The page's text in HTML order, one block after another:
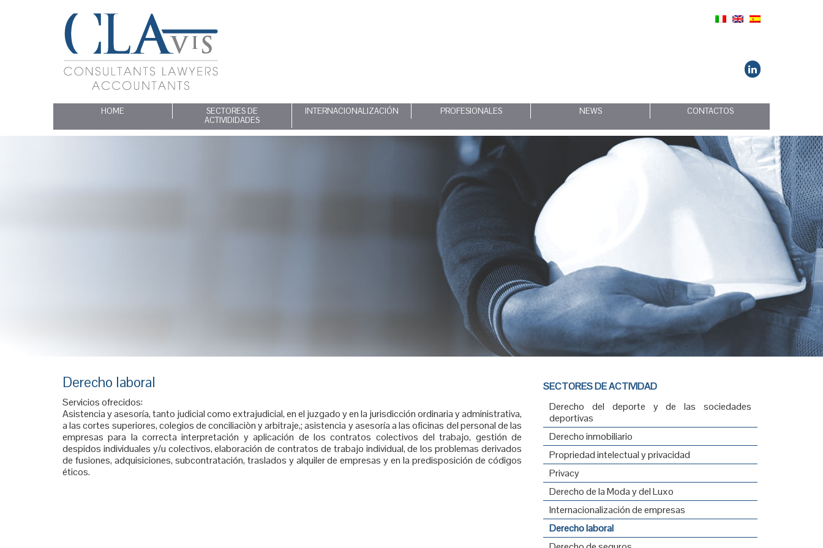
HOME
SECTORES DE
ACTIVIDIDADES
INTERNACIONALIZACIÓN PROFESIONALES NEWS CONTACTOS
Derecho laboral
Servicios ofrecidos:
Asistencia y asesoría, tanto judicial como extrajudicial, en el juzgado y en la jurisdicción ordinaria y administrativa,
a las cortes superiores, colegios de conciliaciòn y arbitraje,; asistencia y asesoría a las oficinas del personal de las
empresas para la correcta interpretación y aplicación de los contratos colectivos del trabajo, gestión de
despidos individuales y/u colectivos, elaboración de contratos de trabajo individual, de los problemas derivados
de fusiones, adquisiciones, subcontratación, traslados y alquiler de empresas y en la predisposición de códigos
éticos.
SECTORES DE ACTIVIDAD
Derecho del deporte y de las sociedades
deportivas
Derecho inmobiliario
Propriedad intelectual y privacidad
Privacy
Derecho de la Moda y del Luxo
Internacionalización de empresas
Derecho laboral